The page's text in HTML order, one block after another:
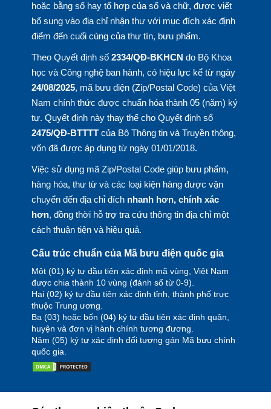
hoặc bằng số hay tổ hợp của số và chữ, được viết
bổ sung vào địa chỉ nhận thư với mục đích xác định
điểm đến cuối cùng của thư tín, bưu phẩm.
Theo Quyết định số 2334/QĐ-BKHCN do Bộ Khoa
học và Công nghệ ban hành, có hiệu lực kể từ ngày
24/08/2025, mã bưu điện (Zip/Postal Code) của Việt
Nam chính thức được chuẩn hóa thành 05 (năm) ký
tự. Quyết định này thay thế cho Quyết định số
2475/QĐ-BTTTTcủa Bộ Thông tin và Truyền thông,
vốn đã được áp dụng từ ngày 01/01/2018.
Việc sử dụng mã Zip/Postal Code giúp bưu phẩm,
hàng hóa, thư từ và các loại kiện hàng được vận
chuyển đến địa chỉ đích nhanh hơn, chính xác
hơn, đồng thời hỗ trợ tra cứu thông tin địa chỉ một
cách thuận tiện và hiệu quả.
Cấu trúc chuẩn của Mã bưu điện quốc gia
Một (01) ký tự đầu tiên xác định mã vùng, Việt Nam
được chia thành 10 vùng (đánh số từ 0-9).
Hai (02) ký tự đầu tiên xác định tỉnh, thành phố trực
thuộc Trung ương.
Ba (03) hoặc bốn (04) ký tự đầu tiên xác định quận,
huyện và đơn vị hành chính tương đương.
Năm (05) ký tự xác định đối tượng gán Mã bưu chính
quốc gia.